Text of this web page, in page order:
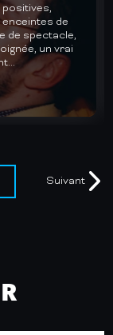
dans une
Des lives
dansantes
Je
Suivant